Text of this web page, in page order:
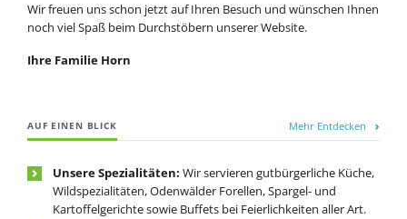
Wir freuen uns schon jetzt auf Ihren Besuch und wünschen Ihnen
noch viel Spaß beim Durchstöbern unserer Website.
Ihre Familie Horn
AUF EINEN BLICK Mehr Entdecken
Unsere Spezialitäten: Wir servieren gutbürgerliche Küche,
Wildspezialitäten, Odenwälder Forellen, Spargel- und
Kartoffelgerichte sowie Buffets bei Feierlichkeiten aller Art.